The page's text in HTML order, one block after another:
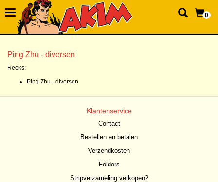
0
Ping Zhu - diversen
Reeks:
Ping Zhu - diversen
Klantenservice
Contact
Bestellen en betalen
Verzendkosten
Folders
Stripverzameling verkopen?